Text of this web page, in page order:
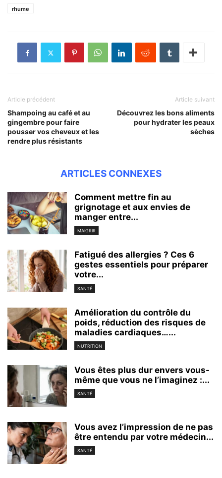
rhume
Article précédent
Shampoing au café et au
gingembre pour faire
pousser vos cheveux et les
rendre plus résistants
Article suivant
Découvrez les bons aliments
pour hydrater les peaux
sèches
ARTICLES CONNEXES
Comment mettre fin au
grignotage et aux envies de
manger entre...
MAIGRIR
Fatigué des allergies ? Ces 6
gestes essentiels pour préparer
votre...
SANTÉ
Amélioration du contrôle du
poids, réduction des risques de
maladies cardiaques…...
NUTRITION
Vous êtes plus dur envers vous-
même que vous ne l’imaginez :...
SANTÉ
Vous avez l’impression de ne pas
être entendu par votre médecin...
SANTÉ